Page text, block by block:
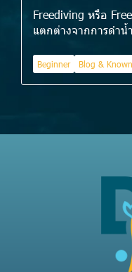
Freediving หรือ
แตกต่างจากการดำน้
Beginner Blog &